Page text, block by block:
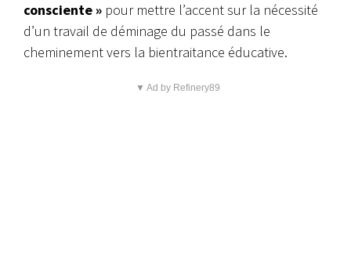
consciente » pour mettre l’accent sur la nécessité
d’un travail de déminage du passé dans le
cheminement vers la bientraitance éducative.
▼ Ad by Refinery89